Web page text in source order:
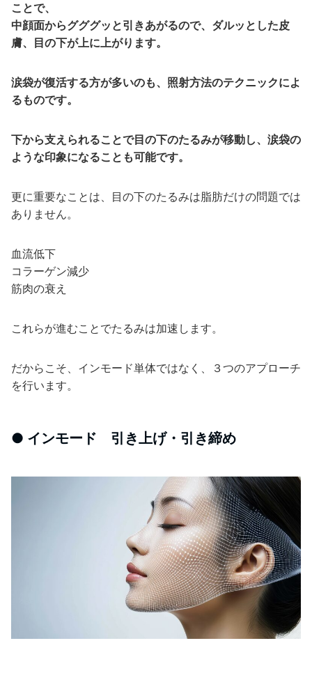
ことで、
中顔面からグググッと引きあがるので、ダルッとした皮
膚、目の下が上に上がります。
涙袋が復活する方が多いのも、照射方法のテクニックによ
るものです。
下から支えられることで目の下のたるみが移動し、涙袋の
ような印象になることも可能です。
更に重要なことは、目の下のたるみは脂肪だけの問題では
ありません。
血流低下
コラーゲン減少
筋肉の衰え
これらが進むことでたるみは加速します。
だからこそ、インモード単体ではなく、３つのアプローチ
を行います。
● インモード 引き上げ・引き締め